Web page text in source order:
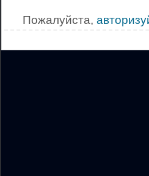
Пожалуйста,